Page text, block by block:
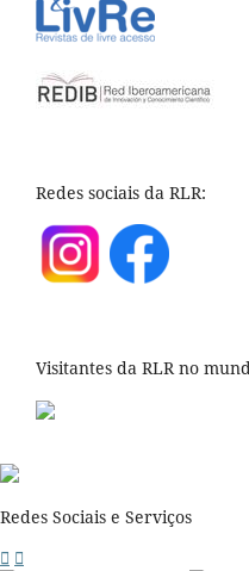
Redes sociais da RLR:
Visitantes da RLR no
Redes Sociais e Serviços